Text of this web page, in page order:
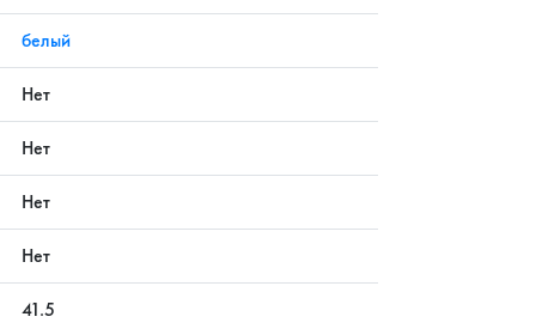
белый
Нет
Нет
Нет
Нет
41.5